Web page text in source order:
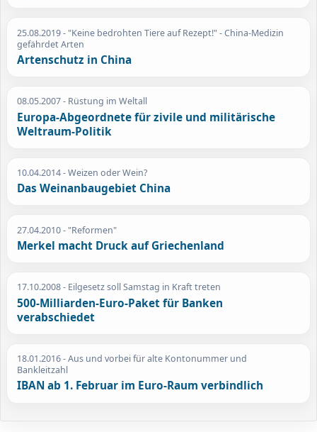
25.08.2019- "Keine bedrohten Tiere auf Rezept!" - China-Medizin
gefährdet Arten
Artenschutz in China
08.05.2007- Rüstung im Weltall
Europa-Abgeordnete für zivile und militärische
Weltraum-Politik
10.04.2014- Weizen oder Wein?
Das Weinanbaugebiet China
27.04.2010- "Reformen"
Merkel macht Druck auf Griechenland
17.10.2008- Eilgesetz soll Samstag in Kraft treten
500-Milliarden-Euro-Paket für Banken
verabschiedet
18.01.2016- Aus und vorbei für alte Kontonummer und
Bankleitzahl
IBAN ab 1. Februar im Euro-Raum verbindlich